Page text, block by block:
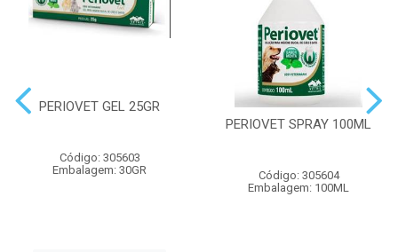
PERIOVET GEL 25GR
Código: 305603
Embalagem: 30GR
PERIOVET SPRAY 100ML
Código: 305604
Embalagem: 100ML